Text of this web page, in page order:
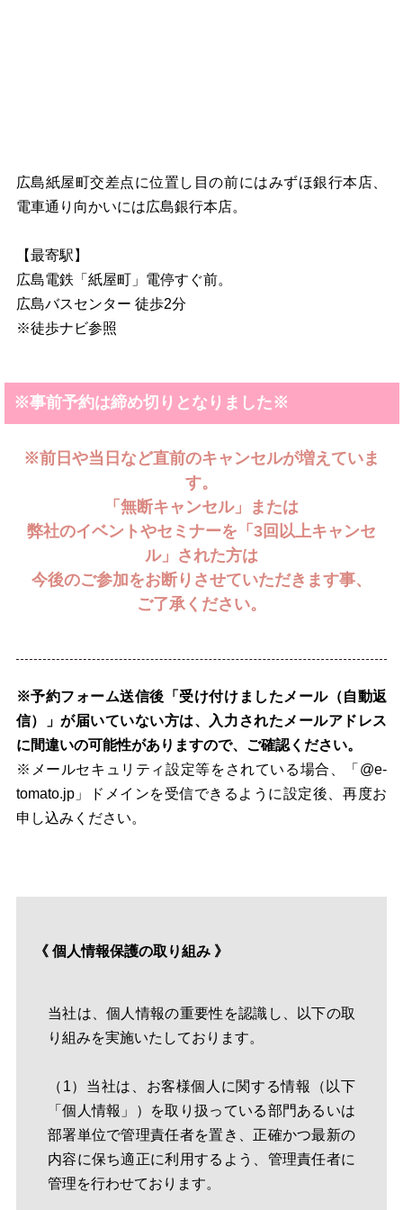
広島紙屋町交差点に位置し目の前にはみずほ銀行本店、
電車通り向かいには広島銀行本店。
【最寄駅】
広島電鉄「紙屋町」電停すぐ前。
広島バスセンター 徒歩2分
※徒歩ナビ参照
※事前予約は締め切りとなりました※
※前日や当日など直前のキャンセルが増えていま
す。
「無断キャンセル」または
弊社のイベントやセミナーを「3回以上キャンセ
ル」された方は
今後のご参加をお断りさせていただきます事、
ご了承ください。
※予約フォーム送信後「受け付けましたメール（自動返
信）」が届いていない方は、入力されたメールアドレス
に間違いの可能性がありますので、ご確認ください。
※メールセキュリティ設定等をされている場合、「@e-
tomato.jp」ドメインを受信できるように設定後、再度お
申し込みください。
《 個人情報保護の取り組み 》
当社は、個人情報の重要性を認識し、以下の取
り組みを実施いたしております。
（1）当社は、お客様個人に関する情報（以下
「個人情報」）を取り扱っている部門あるいは
部署単位で管理責任者を置き、正確かつ最新の
内容に保ち適正に利用するよう、管理責任者に
管理を行わせております。